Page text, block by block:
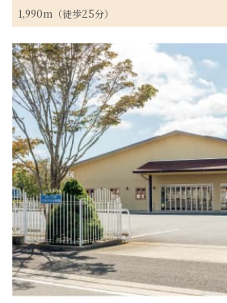
1,990m（徒歩25分）